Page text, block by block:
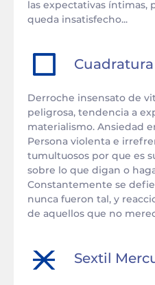
las expectativas íntimas,
queda insatisfecho...
Cuadratura
Derroche insensato de
peligrosa, tendencia a
materialismo. Ansiedad
Persona violenta e
tumultuosos por que es
sobre lo que digan o
Constantemente se
nunca fueron tal, y
de aquellos que no
Sextil